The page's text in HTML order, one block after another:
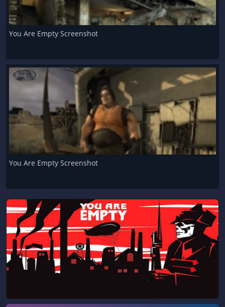
You Are Empty Screenshot
You Are Empty Screenshot